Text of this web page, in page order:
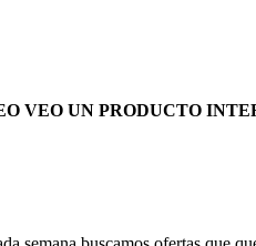
VEO UN PRODUCTO